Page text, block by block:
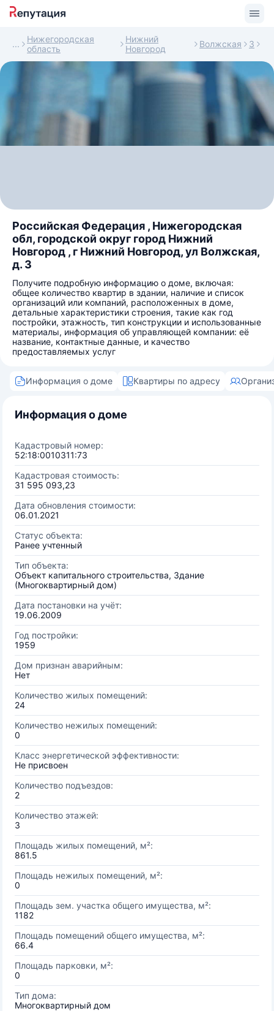
Нижегородская
область
Нижний
Новгород
Волжская 3
Российская Федерация , Нижегородская
обл, городской округ город Нижний
Новгород , г Нижний Новгород, ул Волжская,
д. 3
Получите подробную информацию о доме, включая:
общее количество квартир в здании, наличие и список
организаций или компаний, расположенных в доме,
детальные характеристики строения, такие как год
постройки, этажность, тип конструкции и использованные
материалы, информация об управляющей компании: её
название, контактные данные, и качество
предоставляемых услуг
Информация о доме Квартиры по адресу
Информация о доме
Кадастровый номер:
52:18:0010311:73
Кадастровая стоимость:
31 595 093,23
Дата обновления стоимости:
06.01.2021
Статус объекта:
Ранее учтенный
Тип объекта:
Объект капитального строительства, Здание
(Многоквартирный дом)
Дата постановки на учёт:
19.06.2009
Год постройки:
1959
Дом признан аварийным:
Нет
Количество жилых помещений:
24
Количество нежилых помещений:
0
Класс энергетической эффективности:
Не присвоен
Количество подъездов:
2
Количество этажей:
3
Площадь жилых помещений, м²:
861.5
Площадь нежилых помещений, м²:
0
Площадь зем. участка общего имущества, м²:
1182
Площадь помещений общего имущества, м²:
66.4
Площадь парковки, м²:
0
Тип дома:
Многоквартирный дом